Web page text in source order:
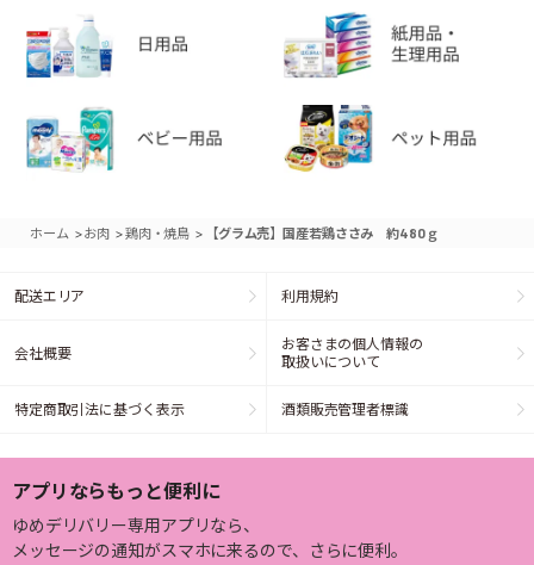
ホーム >お肉 >鶏肉・焼鳥 > 【グラム売】国産若鶏ささみ 約480ｇ
配送エリア 利用規約
会社概要
お客さまの個人情報の
取扱いについて
特定商取引法に基づく表示 酒類販売管理者標識
アプリならもっと便利に
ゆめデリバリー専用アプリなら、
メッセージの通知がスマホに来るので、さらに便利。